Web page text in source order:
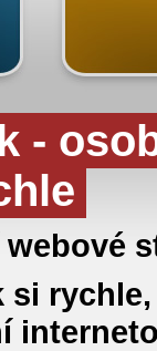
-
si